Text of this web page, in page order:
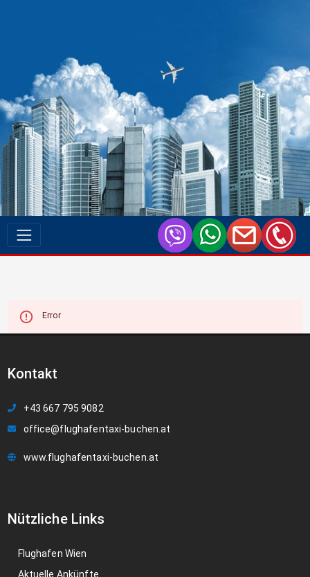
Error
Kontakt
+43 667 795 9082
office@flughafentaxi-buchen.at
www.flughafentaxi-buchen.at
Nützliche Links
Flughafen Wien
Aktuelle Ankünfte